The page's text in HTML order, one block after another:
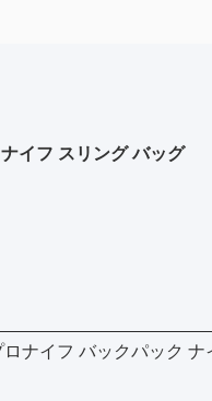
イフ スリング バッグ
ナイフ バックパック ナ